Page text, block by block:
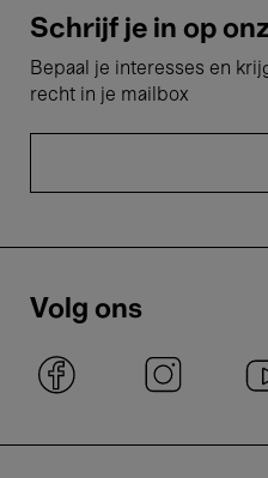
Schrijf je in op
Bepaal je interesses en
recht in je mailbox
Volg ons